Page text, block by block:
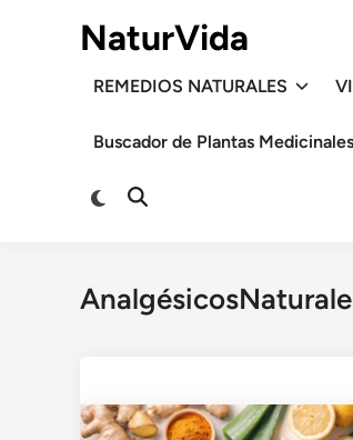
NaturVida
REMEDIOS NATURALES
Buscador de Plantas Medicinales
Cambiar
Abrir